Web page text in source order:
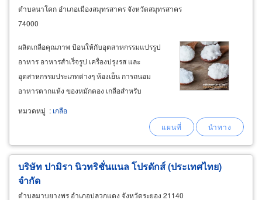
ตำบลนาโคก อำเภอเมืองสมุทรสาคร จังหวัดสมุทรสาคร
74000
ผลิตเกลือคุณภาพ ป้อนให้กับอุตสาหกรรมแปรรูป
อาหาร อาหารสำเร็จรูป เครื่องปรุงรส และ
อุตสาหกรรมประเภทต่างๆ ห้องเย็น การถนอม
อาหารตากแห้ง ของหมักดอง เกลือสำหรับ
การเกษตร ผู้ผลิตขายส่ง เกลือทะเลป่น ราคาถูก
แพ็ค บรรจุถุง 600กรัม, 180กรัม, 120กรัม, 90กรัม
หมวดหมู่ : เกลือ
บริษัท ปามิรา นิวทริชั่นแนล โปรดักส์ (ประเทศไทย)
จำกัด
ตำบลมาบยางพร อำเภอปลวกแดง จังหวัดระยอง 21140